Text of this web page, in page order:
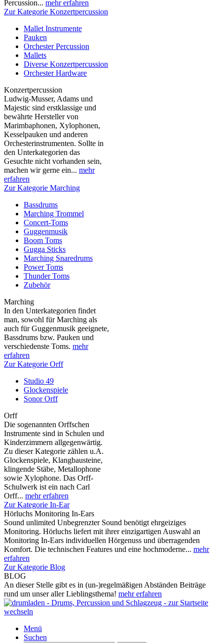
Percussion... mehr erfahren
Zur Kategorie Konzertpercussion
Mallet Instrumente
Pauken
Orchester Percussion
Mallets
Diverse Konzertpercussion
Orchester Hardware
Konzertpercussion
Ludwig-Musser, Adams und
Majestic sind erstklassige und
bewährte Hersteller von
Marimbaphonen, Xylophonen,
Kesselpauken und anderen
Orchesterinstrumenten. Sollte in
den Unterkategorien das
Gesuchte nicht vorhanden sein,
machen wir gerne ein... mehr
erfahren
Zur Kategorie Marching
Bassdrums
Marching Trommel
Concert-Toms
Guggenmusik
Boom Toms
Gugga Sticks
Marching Snaredrums
Power Toms
Thunder Toms
Zubehör
Marching
In den Unterkategorien findet
man, sowohl für Marching als
auch für Guggenmusik geeignete,
Bassdrums bzw. Pauken und
verschiedenste Toms. mehr
erfahren
Zur Kategorie Orff
Studio 49
Glockenspiele
Sonor Orff
Orff
Die sogenannten Orffschen
Instrumente sind in Schulen und
Kinderzimmern allgegenwärtig.
Zu dieser Kategorie zählen u.A.
Glockenspiele, Klangbausteine,
klingende Stäbe, Metallophone
sowie Xylophone. Das Orff-
Schulwerk ist ein nach Carl
Orff... mehr erfahren
Zur Kategorie In-Ear
Hörluchs Monitoring In-Ears
Sound unlimited Unbegrenzter Sound benötigt ehrgeiziges
Monitoring. Hörluchs liefert mit ihrer einzigartigen Auswahl an
Monitoring In-Ears individuellen Hörgenuss und überragenden
Komfort. Die technischen Features und eine hochmoderne... mehr
erfahren
Zur Kategorie Blog
BLOG
An dieser Stelle gibt es in (un-)regelmäßigen Abständen Beiträge
rund um unser aller Lieblingsthema! mehr erfahren
Menü
Suchen